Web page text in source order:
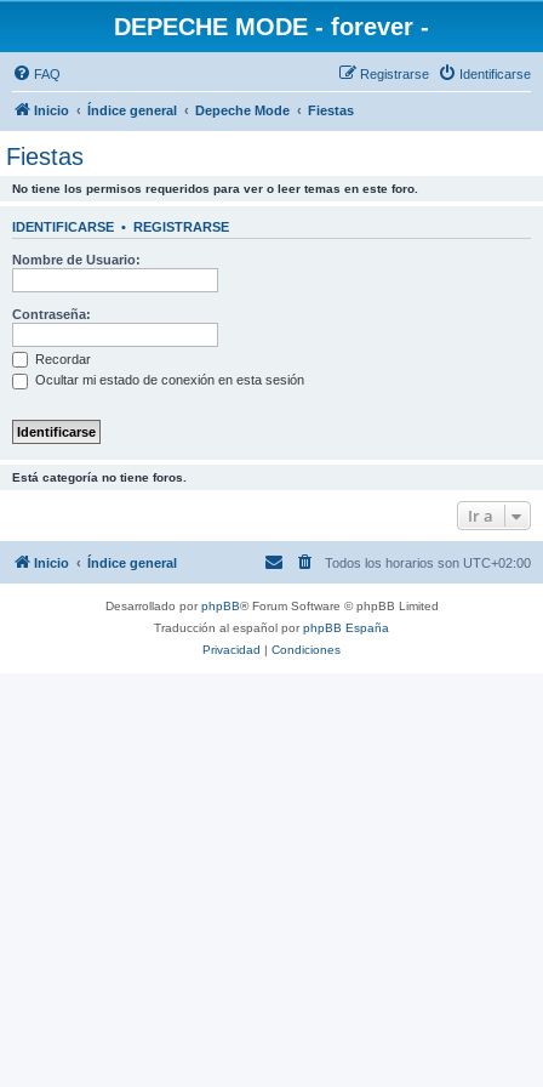
DEPECHE MODE - forever -
FAQ Identificarse
Registrarse
Inicio Índice general Depeche Mode Fiestas
Fiestas
No tiene los permisos requeridos para ver o leer temas en este foro.
IDENTIFICARSE • REGISTRARSE
Nombre de Usuario:
Contraseña:
Recordar
Ocultar mi estado de conexión en esta sesión
Está categoría no tiene foros.
Ir a
Inicio Índice general Todos los horarios son UTC+02:00
Desarrollado porphpBB® Forum Software © phpBB Limited
Traducción al español porphpBB España
Privacidad | Condiciones